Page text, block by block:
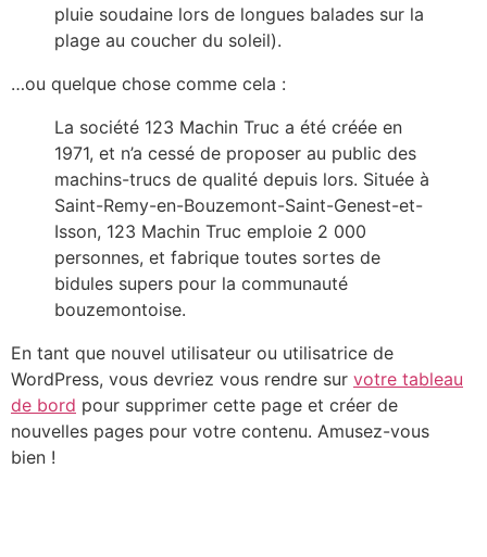
pluie soudaine lors de longues balades sur la
plage au coucher du soleil).
…ou quelque chose comme cela :
La société 123 Machin Truc a été créée en
1971, et n’a cessé de proposer au public des
machins-trucs de qualité depuis lors. Située à
Saint-Remy-en-Bouzemont-Saint-Genest-et-
Isson, 123 Machin Truc emploie 2 000
personnes, et fabrique toutes sortes de
bidules supers pour la communauté
bouzemontoise.
En tant que nouvel utilisateur ou utilisatrice de
WordPress, vous devriez vous rendre sur votre tableau
de bord pour supprimer cette page et créer de
nouvelles pages pour votre contenu. Amusez-vous
bien !